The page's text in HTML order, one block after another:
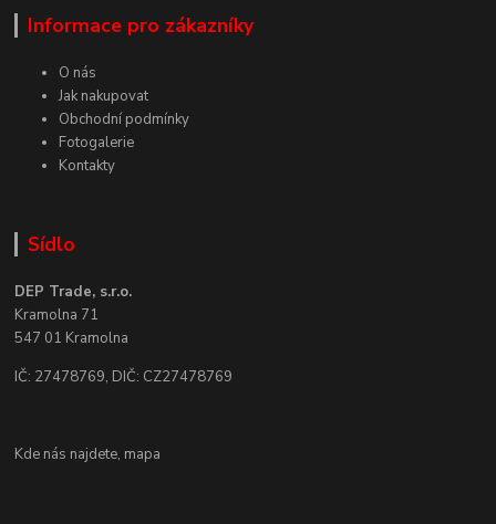
Informace pro zákazníky
O nás
Jak nakupovat
Obchodní podmínky
Fotogalerie
Kontakty
Sídlo
DEP Trade, s.r.o.
Kramolna 71
547 01 Kramolna
IČ: 27478769, DIČ: CZ27478769
Kde nás najdete, mapa